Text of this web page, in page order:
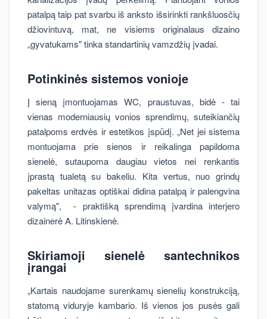
patalpą taip pat svarbu iš anksto išsirinkti rankšluosčių
džiovintuvą, mat, ne visiems originalaus dizaino
„gyvatukams" tinka standartinių vamzdžių įvadai.
Potinkinės sistemos vonioje
Į sieną įmontuojamas WC, praustuvas, bidė - tai
vienas moderniausių vonios sprendimų, suteikiančių
patalpoms erdvės ir estetikos įspūdį. „Net jei sistema
montuojama prie sienos ir reikalinga papildoma
sienelė, sutaupoma daugiau vietos nei renkantis
įprastą tualetą su bakeliu. Kita vertus, nuo grindų
pakeltas unitazas optiškai didina patalpą ir palengvina
valymą", - praktišką sprendimą įvardina interjero
dizainerė A. Litinskienė.
Skiriamoji sienelė santechnikos
įrangai
„Kartais naudojame surenkamų sienelių konstrukciją,
statomą viduryje kambario. Iš vienos jos pusės gali